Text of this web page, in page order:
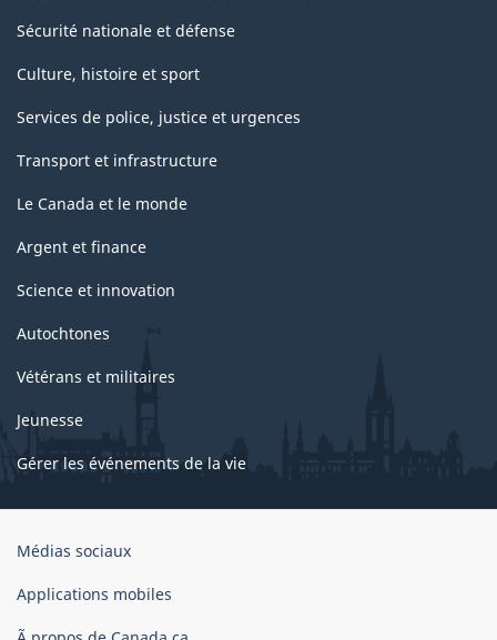
Sécurité nationale et défense
Culture, histoire et sport
Services de police, justice et urgences
Transport et infrastructure
Le Canada et le monde
Argent et finance
Science et innovation
Autochtones
Vétérans et militaires
Jeunesse
Gérer les événements de la vie
Organisation
gouvernement
Médias sociaux
Applications mobiles